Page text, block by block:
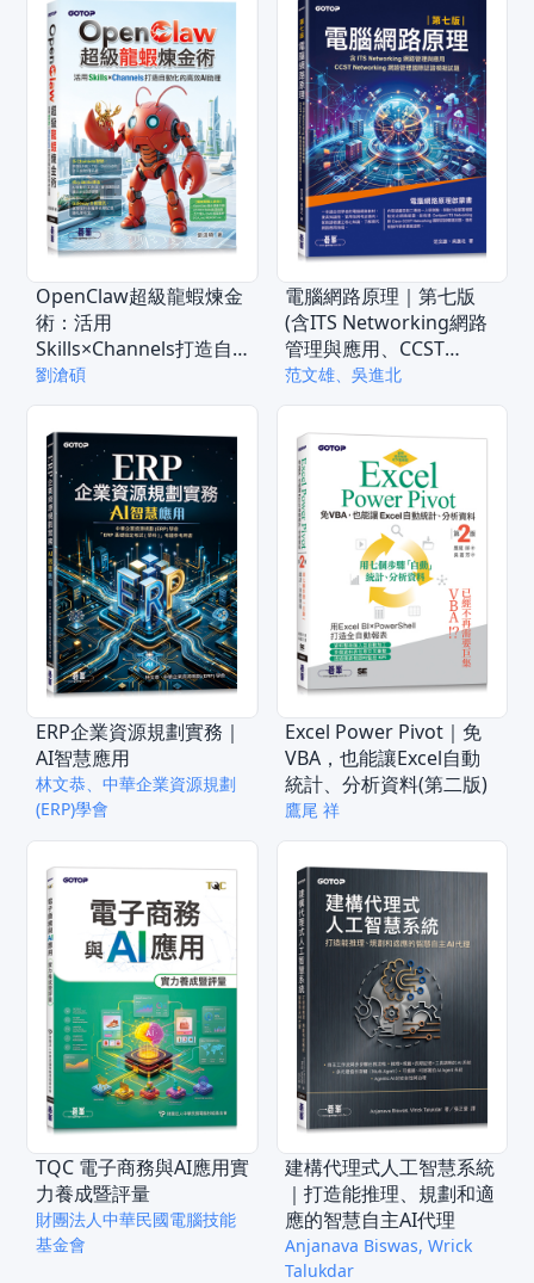
OpenClaw超級龍蝦煉金
術：活用
Skills×Channels打造自
動化的高效AI助理
劉滄碩
電腦網路原理｜第七版
(含ITS Networking網路
管理與應用、CCST
Networking網路管理國
際認證模擬試題)
范文雄、吳進北
ERP企業資源規劃實務｜
AI智慧應用
林文恭、中華企業資源規劃
(ERP)學會
Excel Power Pivot｜免
VBA，也能讓Excel自動
統計、分析資料(第二版)
鷹尾 祥
TQC 電子商務與AI應用實
力養成暨評量
財團法人中華民國電腦技能
基金會
建構代理式人工智慧系統
｜打造能推理、規劃和適
應的智慧自主AI代理
Anjanava Biswas, Wrick
Talukdar